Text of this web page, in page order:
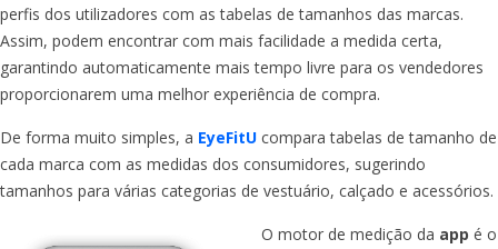
perfis dos utilizadores com as tabelas de tamanhos das marcas.
Assim, podem encontrar com mais facilidade a medida certa,
garantindo automaticamente mais tempo livre para os vendedores
proporcionarem uma melhor experiência de compra.
De forma muito simples, a EyeFitU compara tabelas de tamanho de
cada marca com as medidas dos consumidores, sugerindo
tamanhos para várias categorias de vestuário, calçado e acessórios.
O motor de medição da app é o